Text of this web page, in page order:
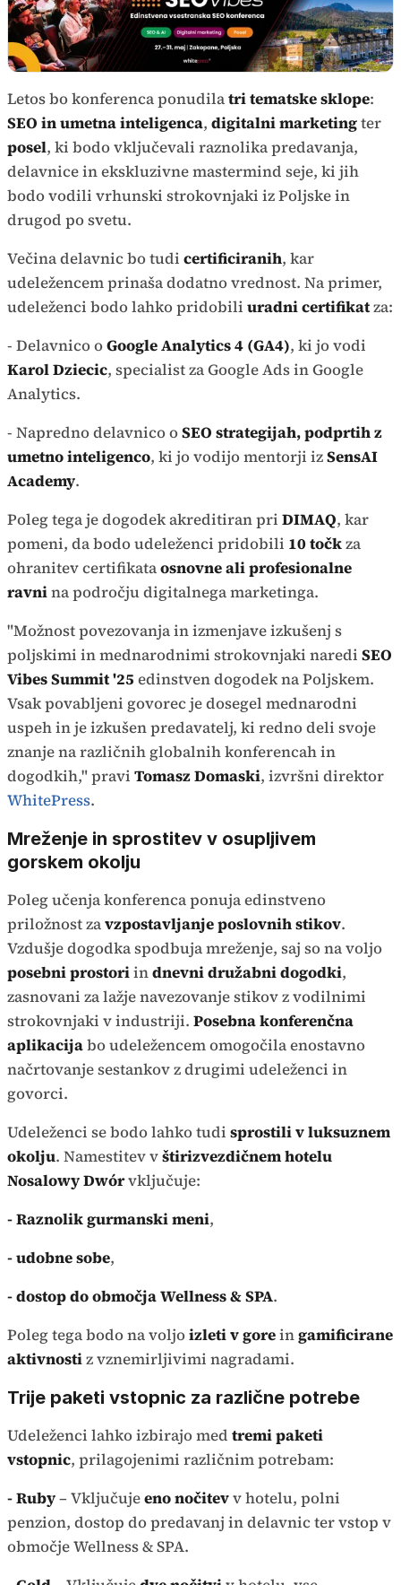
Letos bo konferenca ponudilatri tematske sklope:
SEO in umetna inteligenca, digitalni marketingter
posel, ki bodo vključevali raznolika predavanja,
delavnice in ekskluzivne mastermind seje, ki jih
bodo vodili vrhunski strokovnjaki iz Poljske in
drugod po svetu.
Večina delavnic bo tudi certificiranih, kar
udeležencem prinaša dodatno vrednost. Na primer,
udeleženci bodo lahko pridobili uradni certifikatza:
- Delavnico oGoogle Analytics 4 (GA4), ki jo vodi
Karol Dziecic, specialist za Google Ads in Google
Analytics.
- Napredno delavnico oSEO strategijah, podprtih z
umetno inteligenco, ki jo vodijo mentorji izSensAI
Academy.
Poleg tega je dogodek akreditiran pri DIMAQ, kar
pomeni, da bodo udeleženci pridobili 10 točkza
ohranitev certifikataosnovne ali profesionalne
ravnina področju digitalnega marketinga.
"Možnost povezovanja in izmenjave izkušenj s
poljskimi in mednarodnimi strokovnjaki naredi SEO
Vibes Summit '25 edinstven dogodek na Poljskem.
Vsak povabljeni govorec je dosegel mednarodni
uspeh in je izkušen predavatelj, ki redno deli svoje
znanje na različnih globalnih konferencah in
dogodkih," pravi Tomasz Domaski, izvršni direktor
WhitePress.
Mreženje in sprostitev v osupljivem
gorskem okolju
Poleg učenja konferenca ponuja edinstveno
priložnost zavzpostavljanje poslovnih stikov.
Vzdušje dogodka spodbuja mreženje, saj so na voljo
posebni prostoriindnevni družabni dogodki,
zasnovani za lažje navezovanje stikov z vodilnimi
strokovnjaki v industriji. Posebna konferenčna
aplikacijabo udeležencem omogočila enostavno
načrtovanje sestankov z drugimi udeleženci in
govorci.
Udeleženci se bodo lahko tudi sprostili v luksuznem
okolju. Namestitev vštirizvezdičnem hotelu
Nosalowy Dwórvključuje:
- Raznolik gurmanski meni,
- udobne sobe,
- dostop do območja Wellness & SPA.
Poleg tega bodo na voljoizleti v goreingamificirane
aktivnostiz vznemirljivimi nagradami.
Trije paketi vstopnic za različne potrebe
Udeleženci lahko izbirajo med tremi paketi
vstopnic, prilagojenimi različnim potrebam:
- Ruby– Vključujeeno nočitevv hotelu, polni
penzion, dostop do predavanj in delavnic ter vstop v
območje Wellness & SPA.